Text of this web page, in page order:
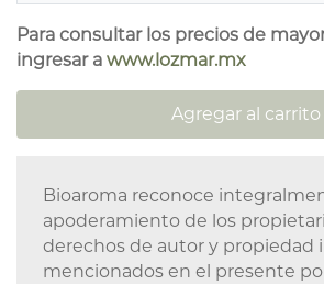
Para consultar los precios de
ingresar a www.lozmar.mx
Agregar al carrito
Bioaroma reconoce
apoderamiento de los
derechos de autor y propiedad
mencionados en el presente